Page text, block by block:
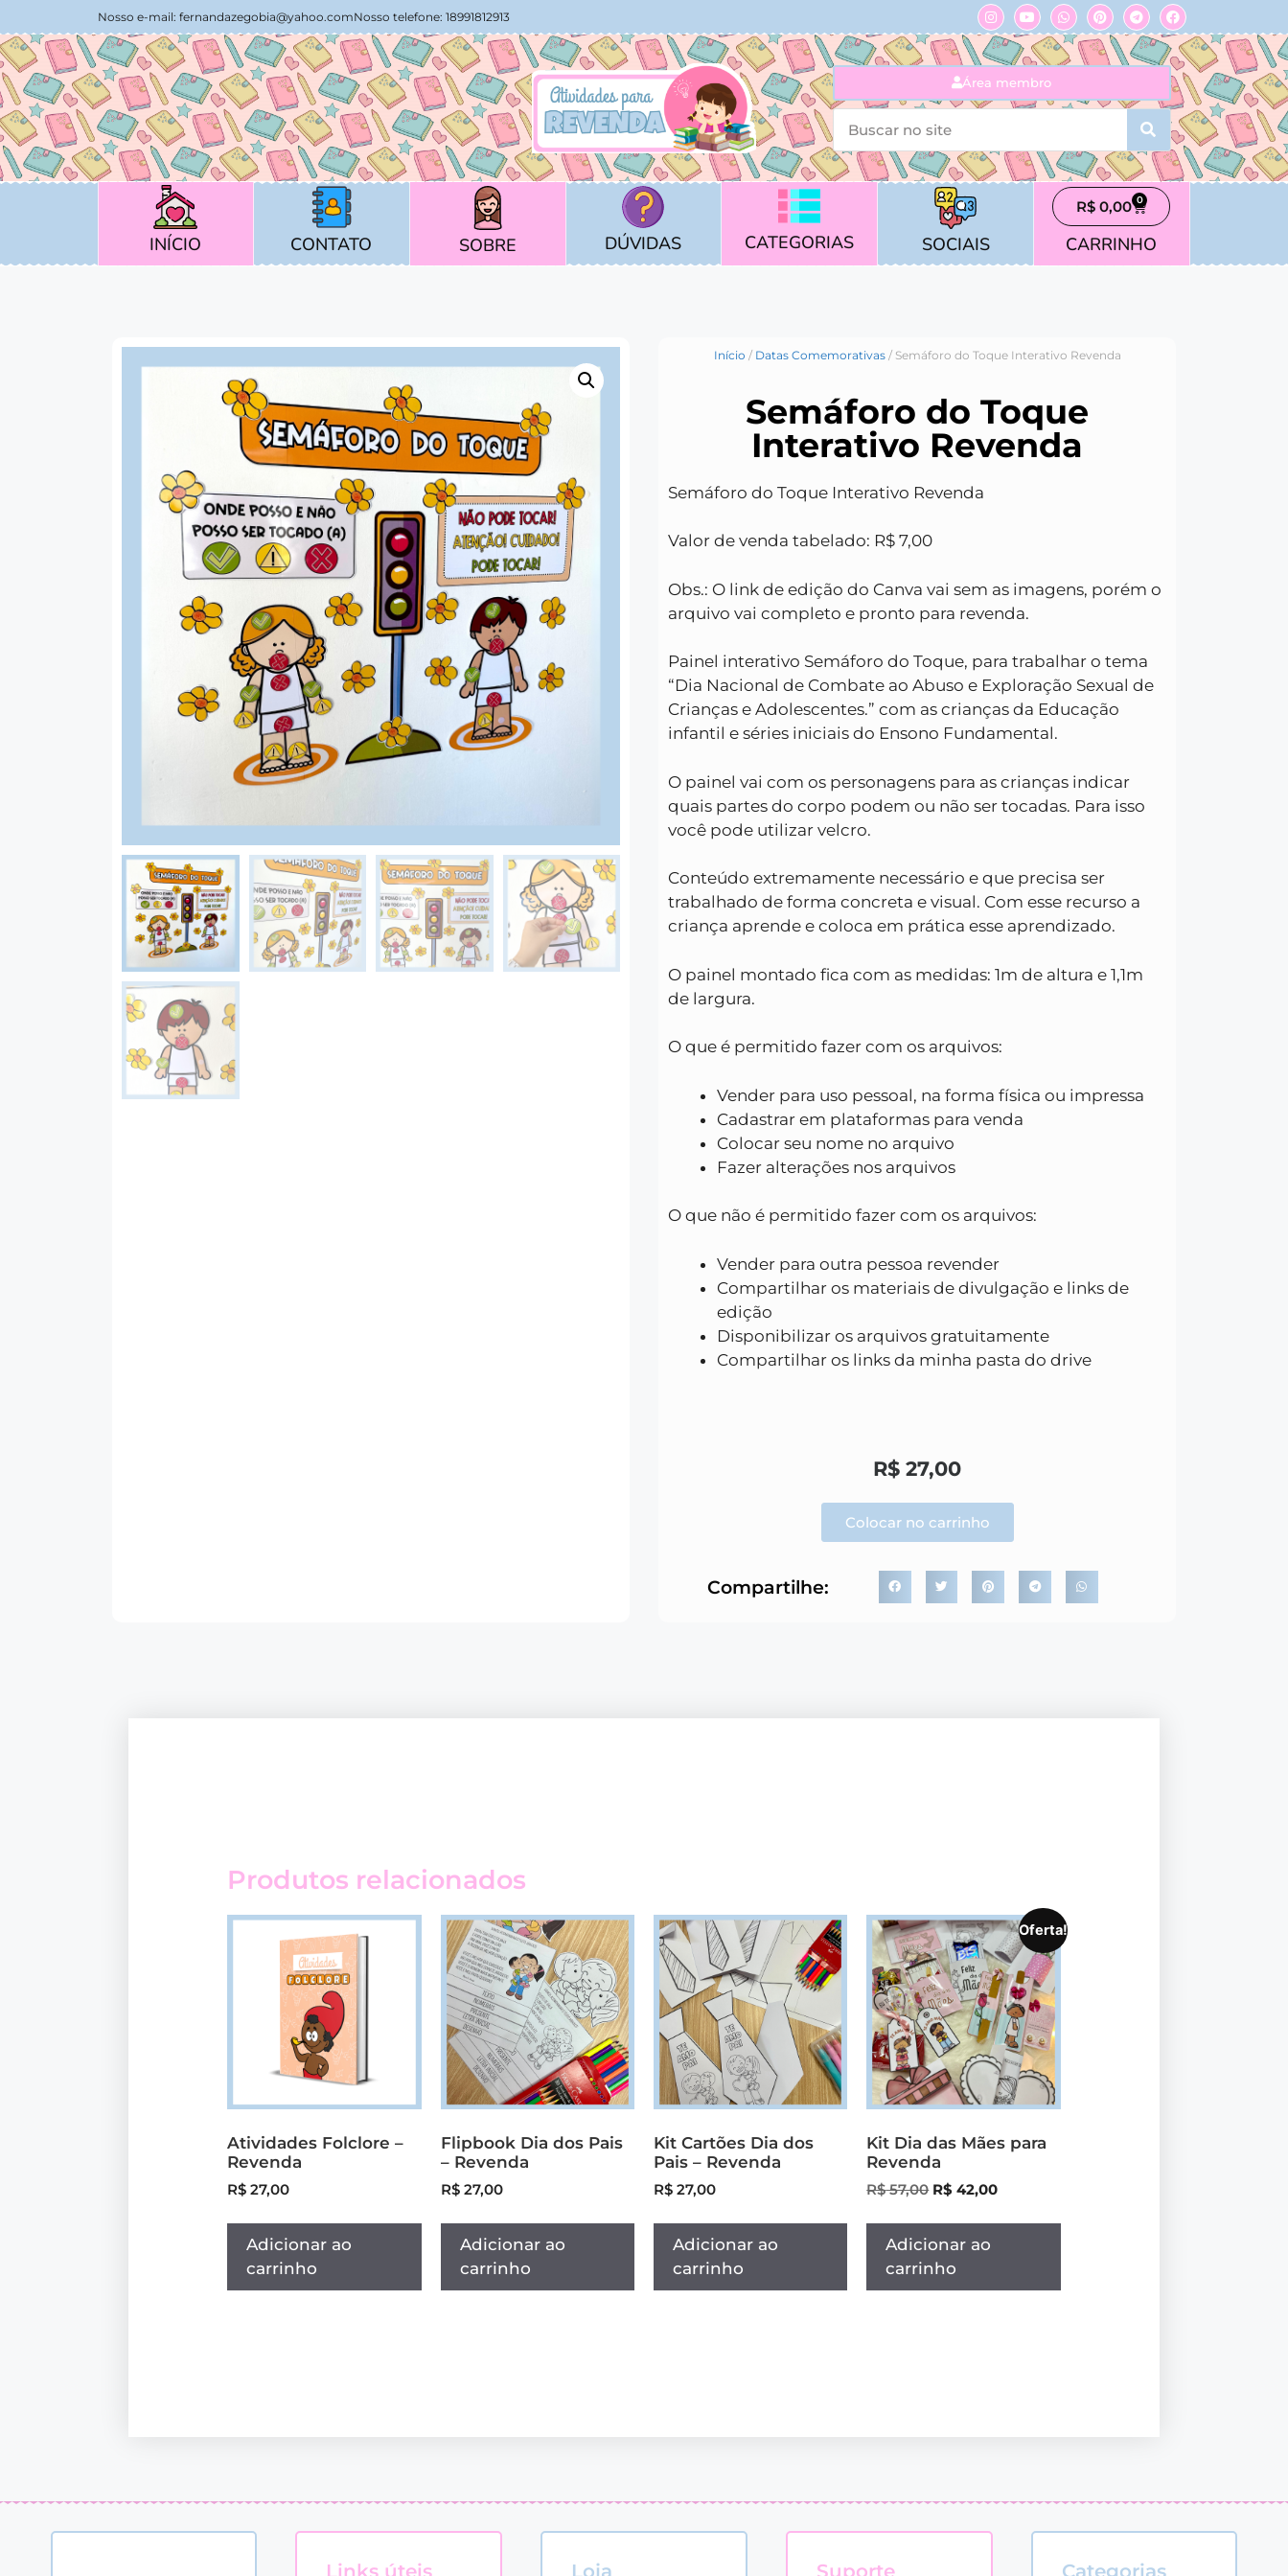
Nosso e-mail: fernandazegobia@yahoo.comNosso telefone: 18991812913
Área membro
INÍCIO CONTATO SOBRE DÚVIDAS CATEGORIAS SOCIAIS
R$ 0,00 0
CARRINHO
Início / Datas Comemorativas/ Semáforo do Toque Interativo Revenda
Semáforo do Toque
Interativo Revenda
Semáforo do Toque Interativo Revenda
Valor de venda tabelado: R$ 7,00
Obs.: O link de edição do Canva vai sem as imagens, porém o
arquivo vai completo e pronto para revenda.
Painel interativo Semáforo do Toque, para trabalhar o tema
“Dia Nacional de Combate ao Abuso e Exploração Sexual de
Crianças e Adolescentes.” com as crianças da Educação
infantil e séries iniciais do Ensono Fundamental.
O painel vai com os personagens para as crianças indicar
quais partes do corpo podem ou não ser tocadas. Para isso
você pode utilizar velcro.
Conteúdo extremamente necessário e que precisa ser
trabalhado de forma concreta e visual. Com esse recurso a
criança aprende e coloca em prática esse aprendizado.
O painel montado fica com as medidas: 1m de altura e 1,1m
de largura.
O que é permitido fazer com os arquivos:
Vender para uso pessoal, na forma física ou impressa
Cadastrar em plataformas para venda
Colocar seu nome no arquivo
Fazer alterações nos arquivos
O que não é permitido fazer com os arquivos:
Vender para outra pessoa revender
Compartilhar os materiais de divulgação e links de
edição
Disponibilizar os arquivos gratuitamente
Compartilhar os links da minha pasta do drive
R$27,00
Colocar no carrinho
Compartilhe:
Produtos relacionados
Atividades Folclore –
Revenda
R$ 27,00
Adicionar ao
carrinho
Flipbook Dia dos Pais
– Revenda
R$27,00
Adicionar ao
carrinho
Kit Cartões Dia dos
Pais – Revenda
R$27,00
Adicionar ao
carrinho
Oferta!
Kit Dia das Mães para
Revenda
R$57,00 R$ 42,00
Adicionar ao
carrinho
Links úteis Loja Suporte Categorias